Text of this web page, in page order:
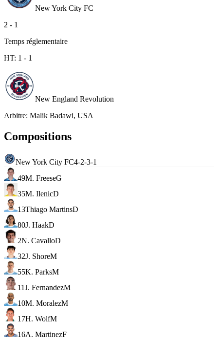
New York City FC
2 - 1
Temps réglementaire
HT: 1 - 1
New England Revolution
Arbitre: Malik Badawi, USA
Compositions
New York City FC4-2-3-1
49M. FreeseG
35M. IlenicD
13Thiago MartinsD
80J. HaakD
2N. CavalloD
32J. ShoreM
55K. ParksM
11J. FernandezM
10M. MoralezM
17H. WolfM
16A. MartinezF